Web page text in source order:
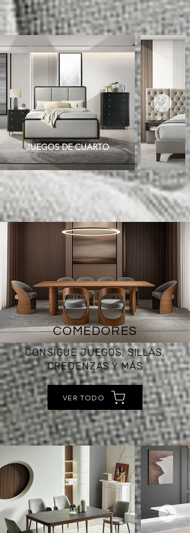
JUEGOS DE CUARTO
COMEDORES
CONSIGUE JUEGOS, SILLAS,
CREDENZAS Y MÁS
VER TODO